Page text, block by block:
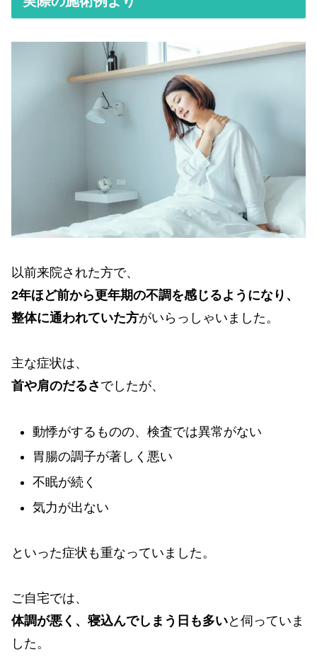
以前来院された方で、
2年ほど前から更年期の不調を感じるようになり、
整体に通われていた方がいらっしゃいました。
主な症状は、
首や肩のだるさ でしたが、
動悸がするものの、検査では異常がない
胃腸の調子が著しく悪い
不眠が続く
気力が出ない
といった症状も重なっていました。
ご自宅では、
体調が悪く、寝込んでしまう日も多いと伺っていま
した。